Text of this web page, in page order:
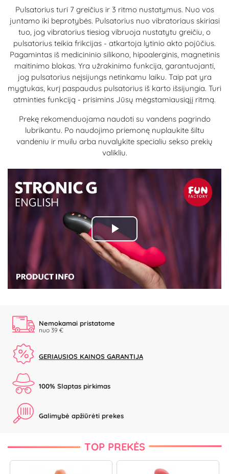
Pulsatorius turi 7 greičius ir 3 ritmo nustatymus. Nuo vos
juntamo iki beprotybės. Pulsatorius nuo vibratoriaus skiriasi
tuo, jog vibratorius tiesiog vibruoja nustatytu greičiu, o
pulsatorius teikia frikcijas - atkartoja lytinio akto pojūčius.
Pagamintas iš medicininio silikono, hipoalerginis, magnetinis
maitinimo blokas. Yra užrakinimo funkcija, garantuojanti,
jog pulsatorius neįsijungs netinkamu laiku. Taip pat yra
mygtukas, kurį paspaudus pulsatorius iš karto išsijungia. Turi
atminties funkciją - prisimins Jūsų mėgstamiausiąjį ritmą.
Prekę rekomenduojama naudoti su vandens pagrindo
lubrikantu. Po naudojimo priemonę nuplaukite šiltu
vandeniu ir muilu arba nuvalykite specialiu sekso prekių
valikliu.
Play
Video
Nemokamai pristatome
nuo 39 €
GERIAUSIOS KAINOS GARANTIJA
100% Slaptas pirkimas
Galimybė apžiūrėti prekes
TOP PREKĖS